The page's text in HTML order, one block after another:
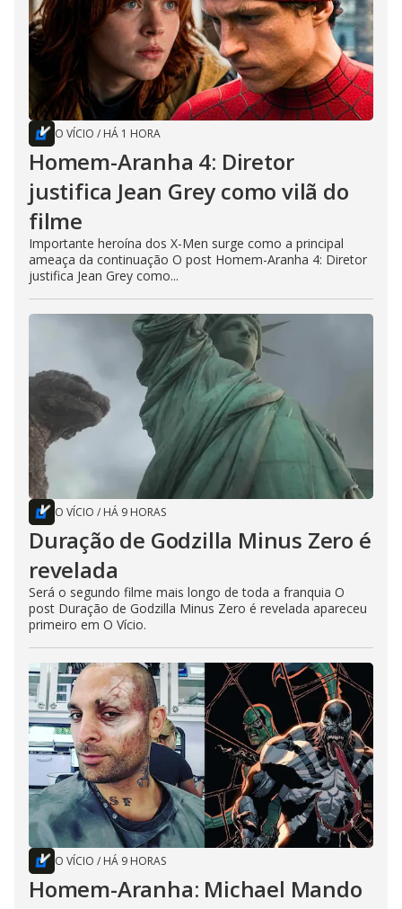
O VÍCIO / HÁ 1 HORA
Homem-Aranha 4: Diretor
justifica Jean Grey como vilã do
filme
Importante heroína dos X-Men surge como a principal
ameaça da continuação O post Homem-Aranha 4: Diretor
justifica Jean Grey como...
O VÍCIO / HÁ 9 HORAS
Duração de Godzilla Minus Zero é
revelada
Será o segundo filme mais longo de toda a franquia O
post Duração de Godzilla Minus Zero é revelada apareceu
primeiro em O Vício.
O VÍCIO / HÁ 9 HORAS
Homem-Aranha: Michael Mando